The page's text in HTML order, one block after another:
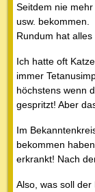
Seitdem nie
usw. bekommen.
Rundum hat
Ich hatte oft
immer
höchstens wenn
gespritzt! Aber
Im
bekommen
erkrankt! Nach
Also, was soll